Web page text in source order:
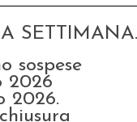
sospese
2026
2026.